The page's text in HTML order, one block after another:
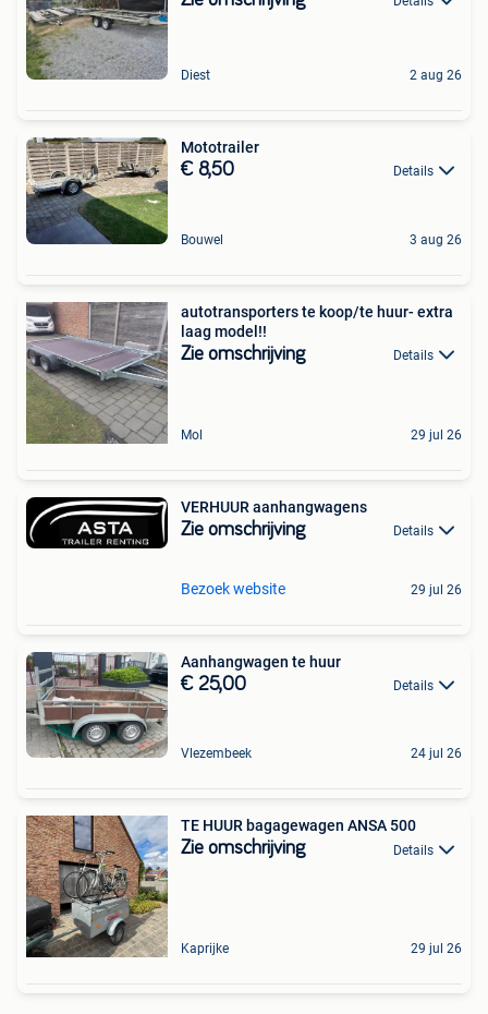
Diest 2 aug 26
Mototrailer
€ 8,50 Details
Bouwel 3 aug 26
autotransporters te koop/te huur- extra
laag model!!
Zie omschrijving Details
Mol 29 jul 26
VERHUUR aanhangwagens
Zie omschrijving Details
Bezoek website 29 jul 26
Aanhangwagen te huur
€ 25,00 Details
Vlezembeek 24 jul 26
TE HUUR bagagewagen ANSA 500
Zie omschrijving Details
Kaprijke 29 jul 26